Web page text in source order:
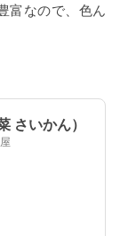
富なので、色ん
さいかん）